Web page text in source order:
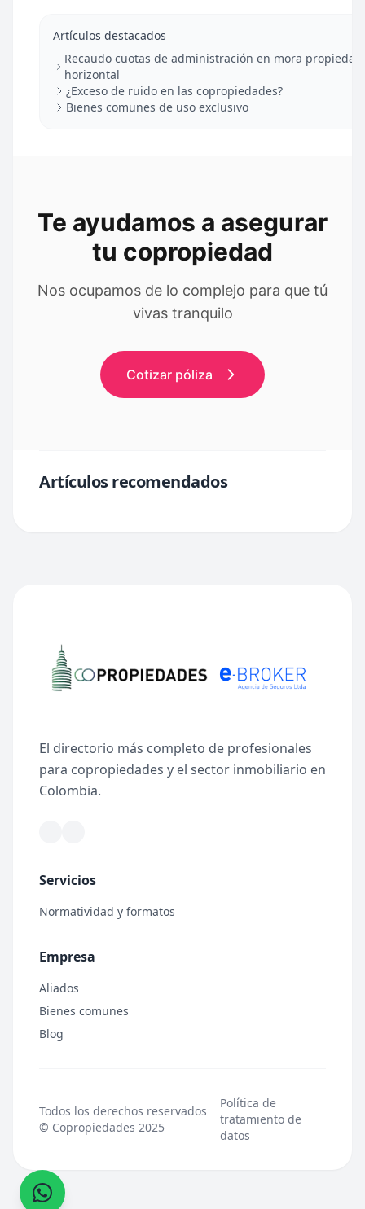
Artículos destacados
Recaudo cuotas de administración en mora propiedad
horizontal
¿Exceso de ruido en las copropiedades?
Bienes comunes de uso exclusivo
Te ayudamos a asegurar
tu copropiedad
Nos ocupamos de lo complejo para que tú
vivas tranquilo
Cotizar póliza
Artículos recomendados
El directorio más completo de profesionales
para copropiedades y el sector inmobiliario en
Colombia.
Servicios
Normatividad y formatos
Empresa
Aliados
Bienes comunes
Blog
Todos los derechos reservados
© Copropiedades 2025
Política de
tratamiento de
datos